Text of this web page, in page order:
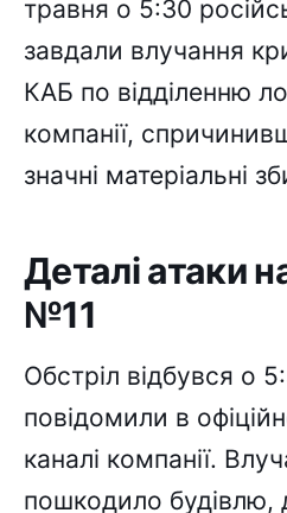
травня о 5:30
завдали влучання
КАБ по відділенню
компанії,
значні матеріальні
Деталі атаки
№11
Обстріл відбувся о
повідомили в
каналі компанії.
пошкодило будівлю,